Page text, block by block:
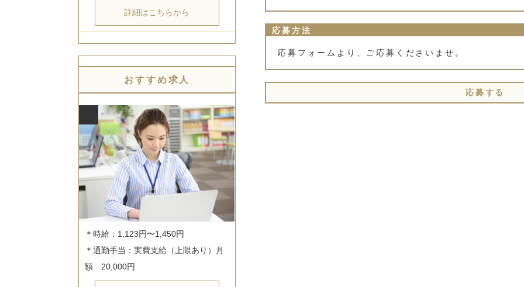
詳細はこちらから
おすすめ求人
＊時給：1,123円〜1,450円
＊通勤手当：実費支給（上限あり）月
応募方法
応募フォームより、ご応募くださいませ。
応募する